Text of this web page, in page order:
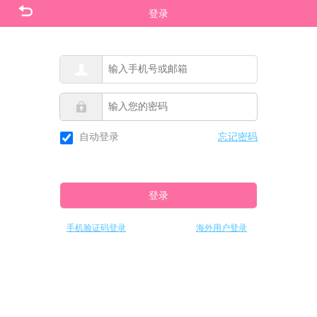
登录
自动登录 忘记密码
登录
手机验证码登录 海外用户登录